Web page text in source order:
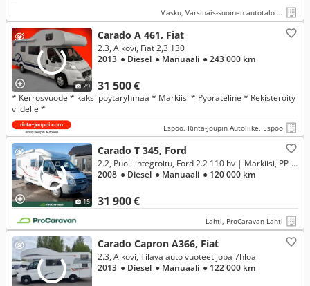
Masku, Varsinais-suomen autotalo oy
29
Carado A 461, Fiat
31 500 €
2.3, Alkovi, Fiat 2,3 130
2013 ● Diesel ● Manuaali ● 243 000 km
* Kerrosvuode * kaksi pöytäryhmää * Markiisi * Pyöräteline * Rekisteröity
viidelle *
Espoo, Rinta-Joupin Autoliike, Espoo
15
Carado T 345, Ford
31 900 €
2.2, Puoli-integroitu, Ford 2.2 110 hv | Markiisi, PP-teline
2008 ● Diesel ● Manuaali ● 120 000 km
Lahti, ProCaravan Lahti
Carado Capron A366, Fiat
2.3, Alkovi, Tilava auto vuoteet jopa 7hlöä
2013 ● Diesel ● Manuaali ● 122 000 km